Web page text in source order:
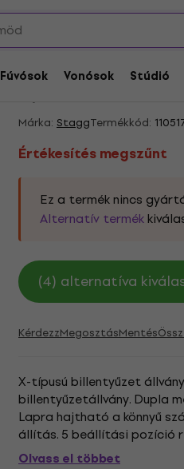
Fúvósok Vonósok Stúdió
Értékesítés megszűnt
Stagg KXSQ6
Márka: StaggTermékkód:
Értékesítés megszűnt
Ez a termék nincs
Alternatív termék
(4) alternatíva
KérdezzMegosztásMentés
X-típusú billentyűzet
billentyűzetállvány. Dupla
Lapra hajtható a könnyű
állítás. 5 beállítási pozíció
Magasság: 65-98 cm.
Olvass el többet